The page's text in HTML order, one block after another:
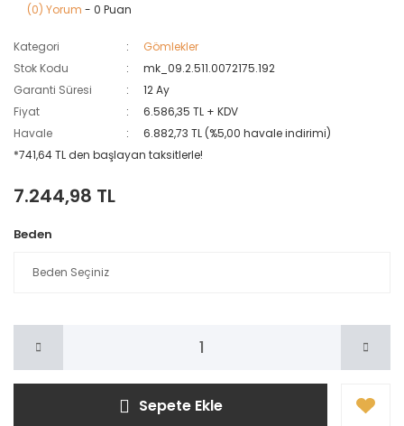
(0) Yorum - 0 Puan
Kategori
Gömlekler
Stok Kodu
mk_09.2.511.0072175.192
Garanti Süresi
12 Ay
Fiyat
6.586,35 TL + KDV
Havale
6.882,73 TL (%5,00 havale indirimi)
*741,64 TL den başlayan taksitlerle!
7.244,98 TL
Beden
Sepete Ekle